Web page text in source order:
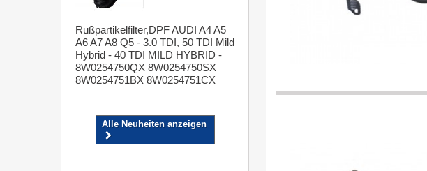
Rußpartikelfilter,DPF AUDI A4 A5
A6 A7 A8 Q5 - 3.0 TDI, 50 TDI Mild
Hybrid - 40 TDI MILD HYBRID -
8W0254750QX 8W0254750SX
8W0254751BX 8W0254751CX
Alle Neuheiten anzeigen